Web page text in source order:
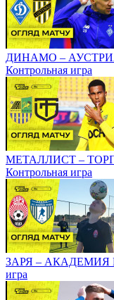
ДИНАМО – АУСТРИЯ
Контрольная игра
МЕТАЛЛИСТ –
Контрольная игра
ЗАРЯ – АКАДЕМИЯ
игра